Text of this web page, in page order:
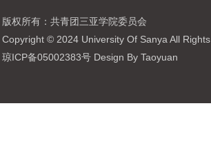
版权所有：共青团三亚学院委员会
Copyright © 2024 University Of Sanya All Rights
琼ICP备05002383号 Design By Taoyuan